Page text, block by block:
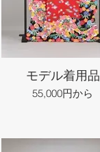
モデル着用品
55,000円から